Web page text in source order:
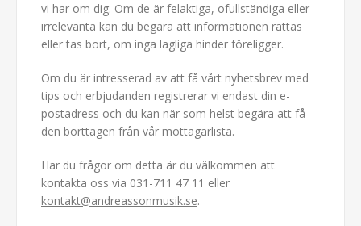
vi har om dig. Om de är felaktiga, ofullständiga eller
irrelevanta kan du begära att informationen rättas
eller tas bort, om inga lagliga hinder föreligger.
Om du är intresserad av att få vårt nyhetsbrev med
tips och erbjudanden registrerar vi endast din e-
postadress och du kan när som helst begära att få
den borttagen från vår mottagarlista.
Har du frågor om detta är du välkommen att
kontakta oss via 031-711 47 11 eller
kontakt@andreassonmusik.se.